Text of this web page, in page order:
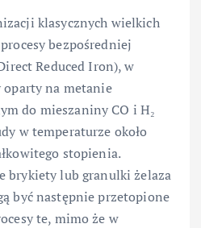
klasycznych wielkich
bezpośredniej
Reduced Iron), w
oparty na metanie
do mieszaniny CO i H₂
w temperaturze około
stopienia.
brykiety lub granulki żelaza
być następnie przetopione
te, mimo że w